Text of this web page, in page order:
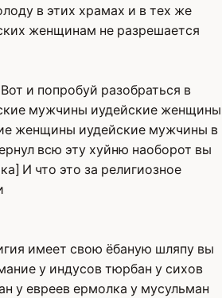
в этих храмах и в тех же
женщинам не разрешается
и попробуй разобраться в
мужчины иудейские женщины
женщины иудейские мужчины в
всю эту хуйню наоборот вы
И что это за религиозное
имеет свою ёбаную шляпу вы
у индусов тюрбан у сихов
у евреев ермолка у мусульман